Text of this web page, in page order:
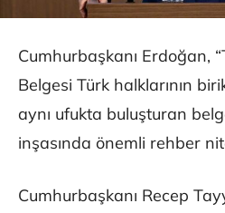
Cumhurbaşkanı Erdoğan,
Belgesi Türk halklarının
aynı ufukta buluşturan
inşasında önemli rehber
Cumhurbaşkanı Recep